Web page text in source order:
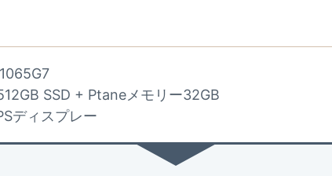
SSD + Ptaneメモリー32GB
ディスプレー